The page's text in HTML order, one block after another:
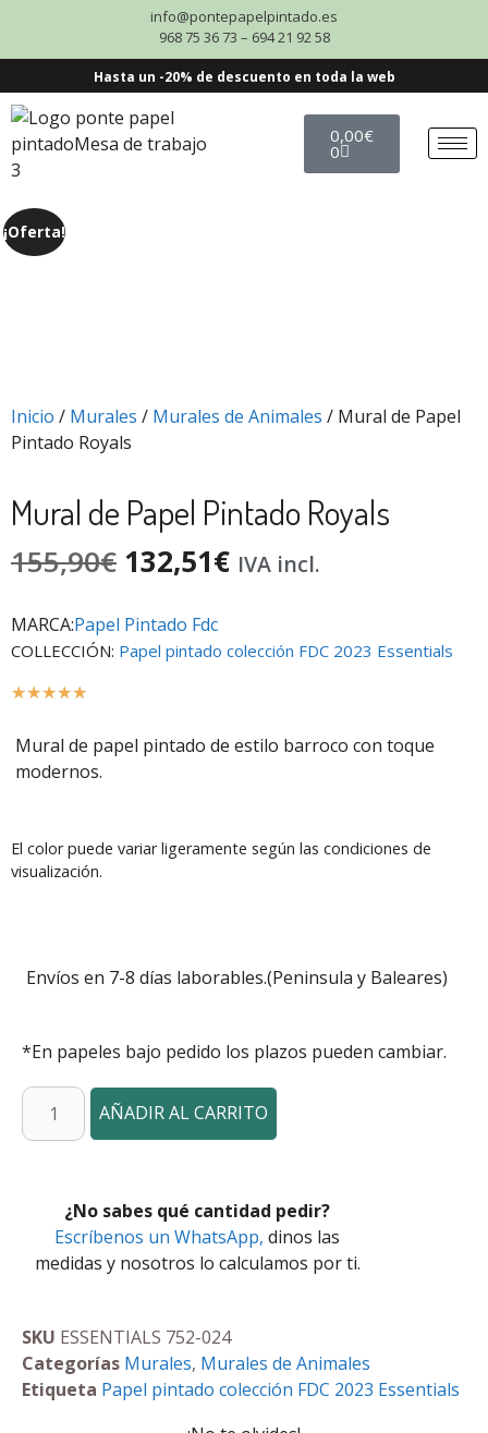
info@pontepapelpintado.es
968 75 36 73 – 694 21 92 58
Hasta un -20% de descuento en toda la web
0,00€
0
¡Oferta!
Inicio / Murales / Murales de Animales / Mural de Papel
Pintado Royals
Mural de Papel Pintado Royals
155,90€ 132,51€ IVA incl.
MARCA:Papel Pintado Fdc
COLLECCIÓN: Papel pintado colección FDC 2023 Essentials
☆☆☆☆☆
Mural de papel pintado de estilo barroco con toque
modernos.
El color puede variar ligeramente según las condiciones de
visualización.
Envíos en 7-8 días laborables.(Peninsula y Baleares)
*En papeles bajo pedido los plazos pueden cambiar.
AÑADIR AL CARRITO
¿No sabes qué cantidad pedir?
Escríbenos un WhatsApp, dinos las
medidas y nosotros lo calculamos por ti.
SKU ESSENTIALS 752-024
Categorías Murales, Murales de Animales
Etiqueta Papel pintado colección FDC 2023 Essentials